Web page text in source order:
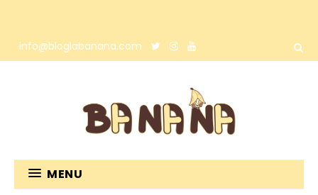
info@bloglabanana.com
MENU